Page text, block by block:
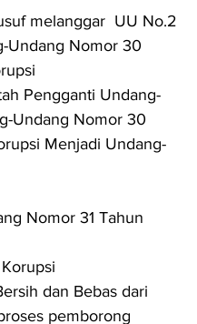
melanggar  UU No.2
Undang Nomor 30
Pengganti Undang-
Undang Nomor 30
Menjadi Undang-
Nomor 31 Tahun
dan Bebas dari
pemborong